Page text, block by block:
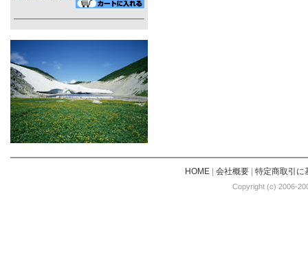
HOME| 会社概要| 特定商取引に
Copyright (c) 2006-